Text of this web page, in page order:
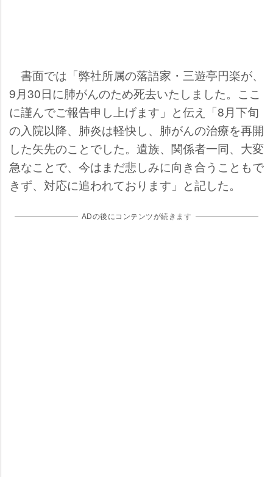
書面では「弊社所属の落語家・三遊亭円楽が、
9月30日に肺がんのため死去いたしました。ここ
に謹んでご報告申し上げます」と伝え「8月下旬
の入院以降、肺炎は軽快し、肺がんの治療を再開
した矢先のことでした。遺族、関係者一同、大変
急なことで、今はまだ悲しみに向き合うこともで
きず、対応に追われております」と記した。
ADの後にコンテンツが続きます